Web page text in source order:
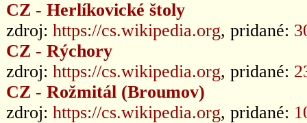
CZ - Herlíkovické štoly
zdroj: https://cs.wikipedia.org, pridané:
CZ - Rýchory
zdroj: https://cs.wikipedia.org, pridané:
CZ - Rožmitál (Broumov)
zdroj: https://cs.wikipedia.org, pridané: